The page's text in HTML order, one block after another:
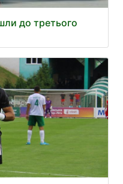
до третього